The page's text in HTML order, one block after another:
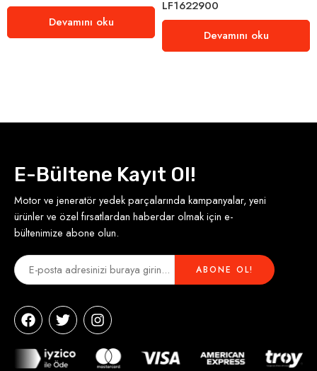
Devamını oku
LF1622900
Devamını oku
E-Bültene Kayıt Ol!
Motor ve jeneratör yedek parçalarında kampanyalar, yeni
ürünler ve özel fırsatlardan haberdar olmak için e-
bültenimize abone olun.